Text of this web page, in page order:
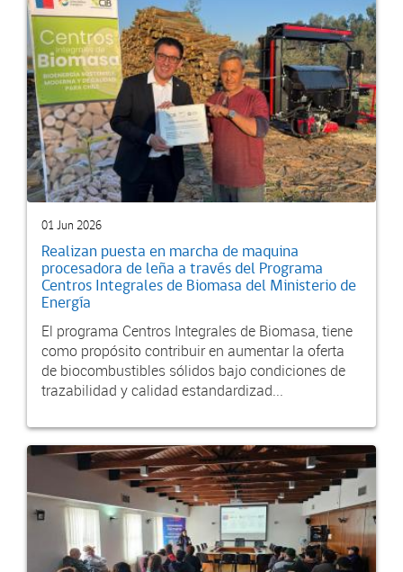
01 Jun 2026
Realizan puesta en marcha de maquina
procesadora de leña a través del Programa
Centros Integrales de Biomasa del Ministerio de
Energía
El programa Centros Integrales de Biomasa, tiene
como propósito contribuir en aumentar la oferta
de biocombustibles sólidos bajo condiciones de
trazabilidad y calidad estandardizad...